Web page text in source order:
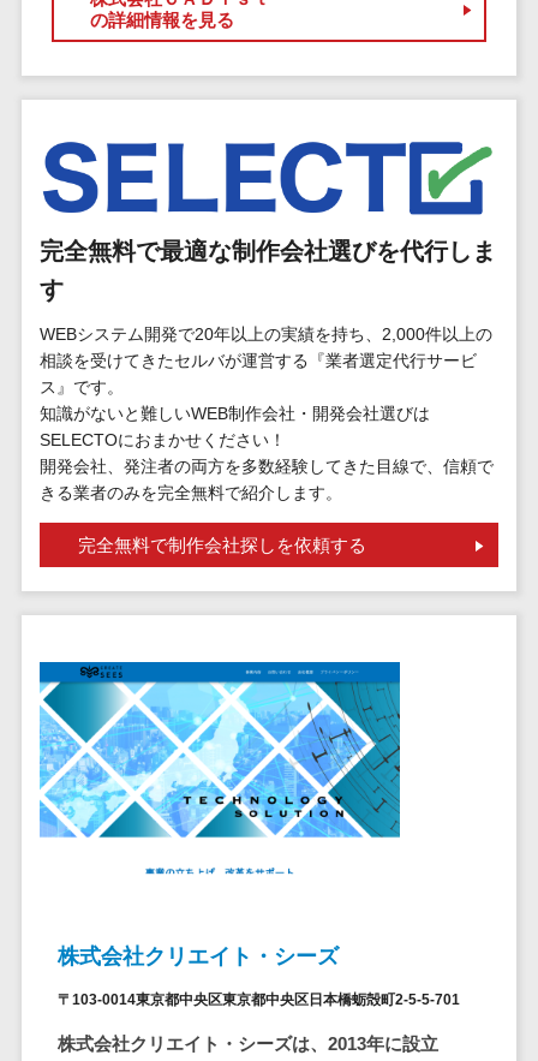
サーバー・ネットワーク監視>
ID管理システム>
システム連携ツール（iPaaS）>
情シスアウトソーシング>
セキュリティ
標的型攻撃メール対策>
セキュリティ・脆弱性診断>
ペネトレーションテスト>
標的型攻撃メール訓練サービス>
認証システム>
クラウド型セキュリティカメラ>
メールセキュリティ>
メール・ファイル無害化>
サンドボックス>
委託先管理サービス>
エンドポイントセキュリティ
（EDR）>
CASB> ファイル暗号化>
Webアンケー
トシステム
ル
テム
ル
LINEマーケテ
ィングツール
SEOツール
MEOツール
ポート
コールセンタ
ーCRM
自動音声応答
システム(IVR)
AI自動電話応
カスタマーサ
ジメントツール
の詳細情報を見る
完全無料で最適な制作会社選びを代行しま
す
WEBシステム開発で20年以上の実績を持ち、2,000件以上の
相談を受けてきたセルバが運営する『業者選定代行サービ
ス』です。
知識がないと難しいWEB制作会社・開発会社選びは
SELECTOにおまかせください！
開発会社、発注者の両方を多数経験してきた目線で、信頼で
きる業者のみを完全無料で紹介します。
完全無料で制作会社探しを依頼する
株式会社クリエイト・シーズ
〒103-0014東京都中央区東京都中央区日本橋蛎殻町2-5-5-701
株式会社クリエイト・シーズは、2013年に設立